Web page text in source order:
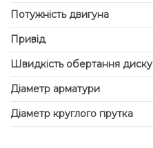
Потужність двигуна
Привід
Швидкість обертання диску
Діаметр арматури
Діаметр круглого прутка